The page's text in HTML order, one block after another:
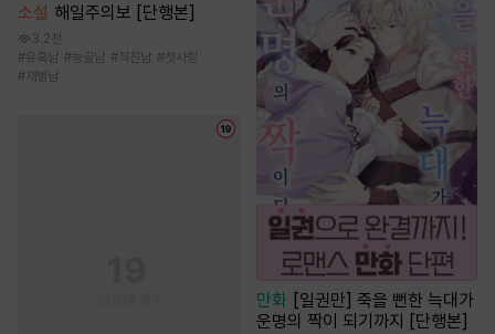
소설 해일주의보 [단행본]
3.2천
#유혹남 #능글남 #직진남 #첫사랑
# 재벌남
만화
[일권만] 죽을 뻔한 늑대가
운명의 짝이 되기까지 [단행본]